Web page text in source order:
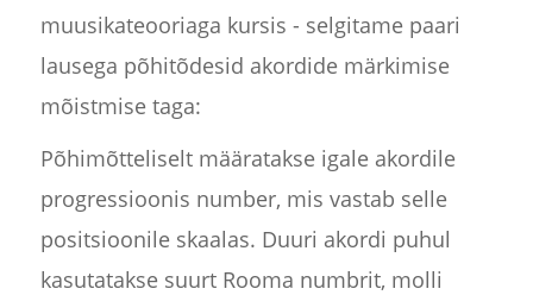
muusikateooriaga kursis - selgitame paari
lausega põhitõdesid akordide märkimise
mõistmise taga:
Põhimõtteliselt määratakse igale akordile
progressioonis number, mis vastab selle
positsioonile skaalas. Duuri akordi puhul
kasutatakse suurt Rooma numbrit, molli